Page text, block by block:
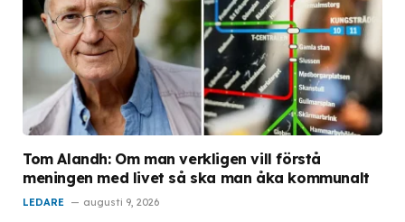
Tom Alandh: Om man verkligen vill förstå
meningen med livet så ska man åka kommunalt
LEDARE augusti 9, 2026